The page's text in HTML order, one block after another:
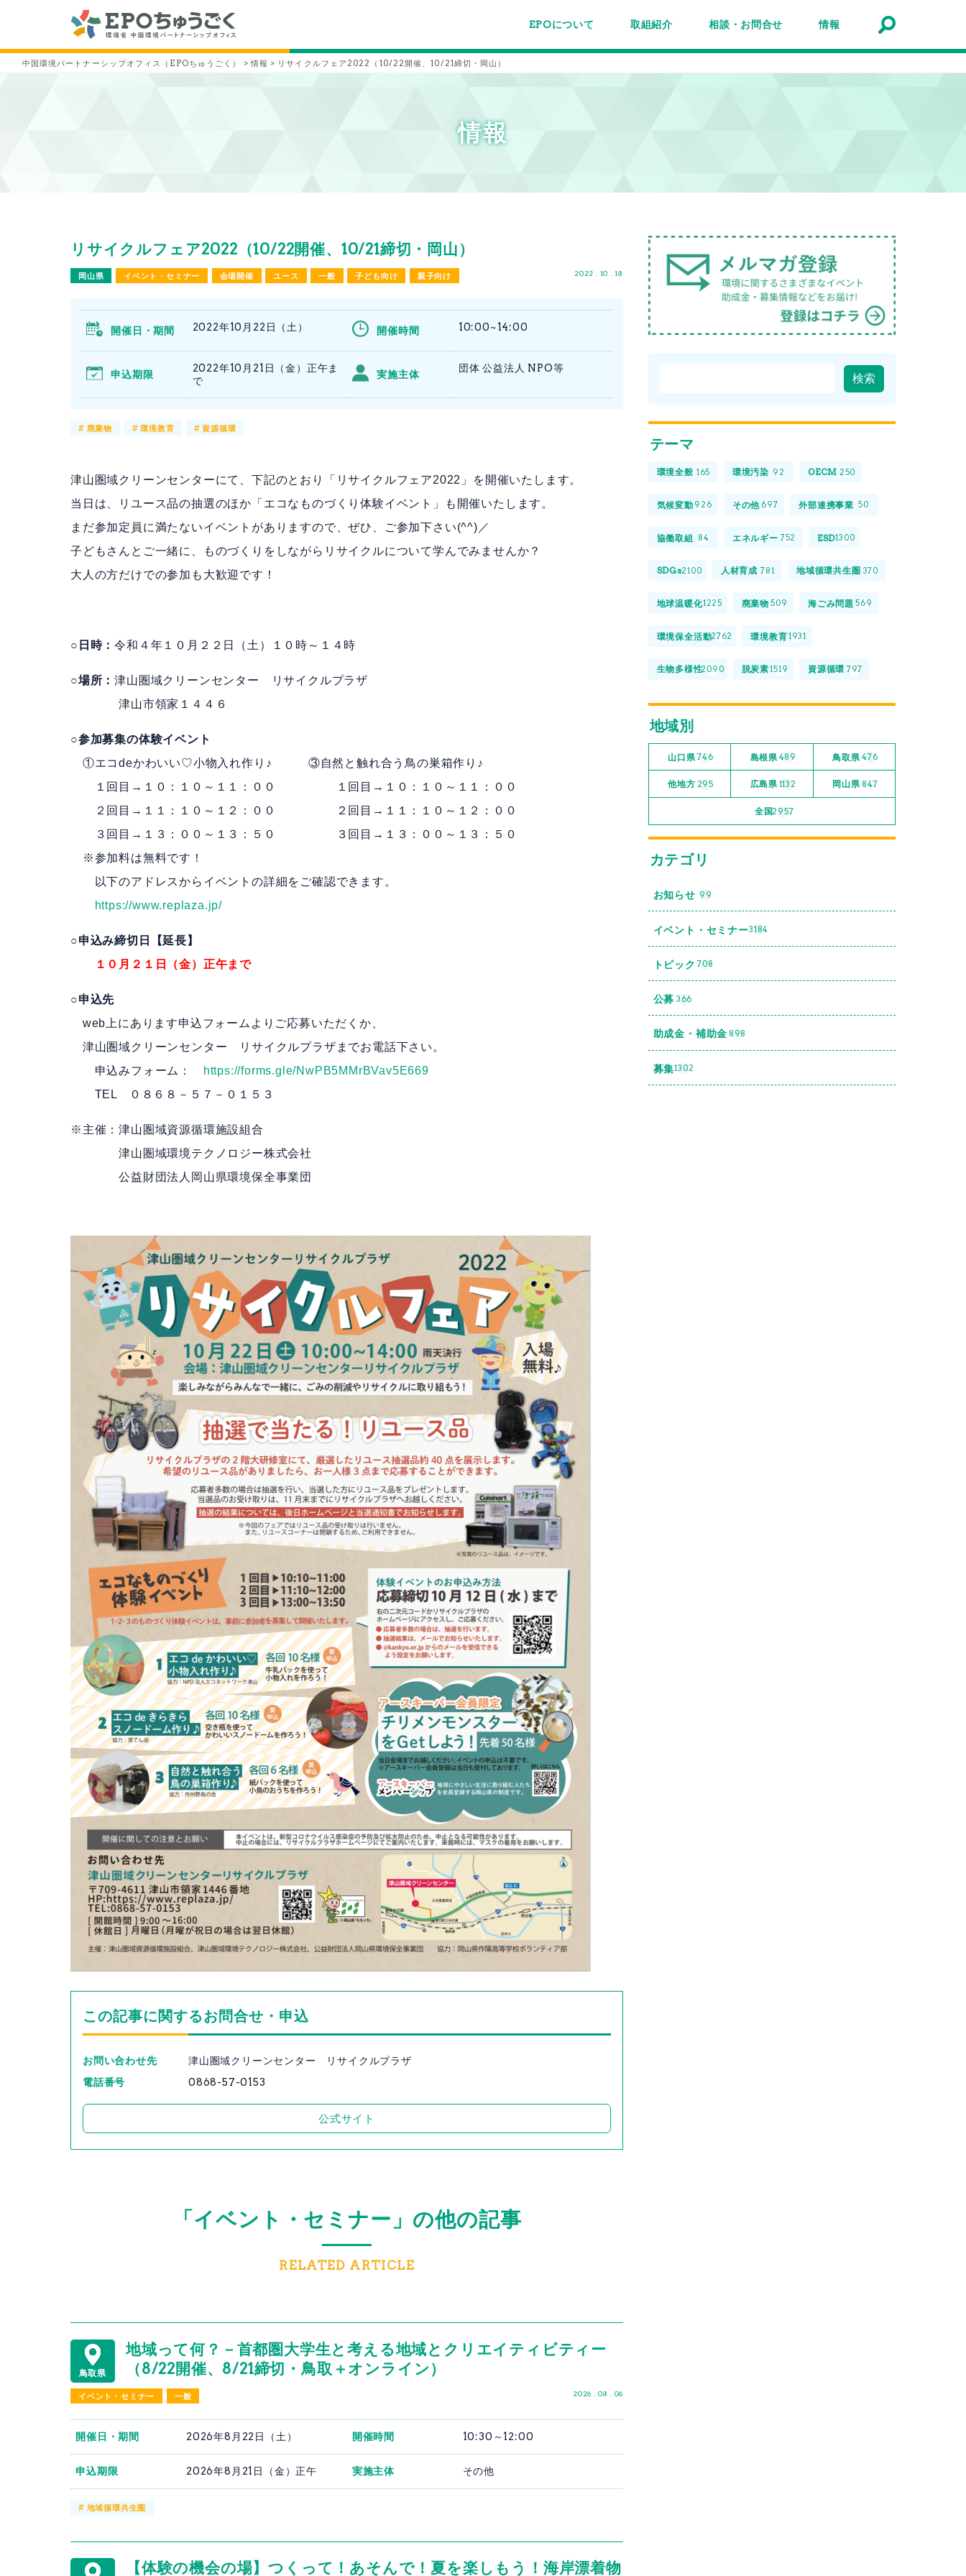
EPOについて 取組紹介 相談・お問合せ 情報
中国環境パートナーシップオフィス（EPOちゅうごく） >情報 > リサイクルフェア2022（10/22開催、10/21締切・岡山）
情報
リサイクルフェア2022（10/22開催、10/21締切・岡山）
岡山県 イベント・セミナー 会場開催 ユース 一般 子ども向け 親子向け 2022 . 10 . 18
開催日・期間 2022年10月22日（土） 開催時間 10:00~14:00
申込期限
2022年10月21日（金）正午ま
で
実施主体 団体 公益法人 NPO等
# 廃棄物 #環境教育 #資源循環
津山圏域クリーンセンターにて、下記のとおり「リサイクルフェア2022」を開催いたします。
当日は、リユース品の抽選のほか「エコなものづくり体験イベント」も開催いたします。
まだ参加定員に満たないイベントがありますので、ぜひ、ご参加下さい(^^)／
子どもさんとご一緒に、ものづくりをしながらリサイクルについて学んでみませんか？
大人の方だけでの参加も大歓迎です！
○日時：令和４年１０月２２日（土）１０時～１４時
○場所：津山圏域クリーンセンター リサイクルプラザ
津山市領家１４４６
○参加募集の体験イベント
①エコdeかわいい♡小物入れ作り♪ ③自然と触れ合う鳥の巣箱作り♪
１回目→１０：１０～１１：００ １回目→１０：１０～１１：００
２回目→１１：１０～１２：００ ２回目→１１：１０～１２：００
３回目→１３：００～１３：５０ ３回目→１３：００～１３：５０
※参加料は無料です！
以下のアドレスからイベントの詳細をご確認できます。
https://www.replaza.jp/
○申込み締切日【延長】
１０月２１日（金）正午まで
○申込先
web上にあります申込フォームよりご応募いただくか、
津山圏域クリーンセンター リサイクルプラザまでお電話下さい。
申込みフォーム：
https://forms.gle/NwPB5MMrBVav5E669
TEL ０８６８－５７－０１５３
※主催：津山圏域資源循環施設組合
津山圏域環境テクノロジー株式会社
公益財団法人岡山県環境保全事業団
この記事に関するお問合せ・申込
お問い合わせ先
津山圏域クリーンセンター リサイクルプラザ
電話番号
0868-57-0153
公式サイト
「イベント・セミナー」の他の記事
RELATED ARTICLE
鳥取県
地域って何？－首都圏大学生と考える地域とクリエイティビティー
（8/22開催、8/21締切・鳥取＋オンライン）
イベント・セミナー 一般 2026 . 08 . 06
開催日・期間 2026年8月22日（土） 開催時間 10:30～12:00
申込期限 2026年8月21日（金）正午 実施主体 その他
# 地域循環共生圏
【体験の機会の場】つくって！あそんで！夏を楽しもう！海岸漂着物
テーマ
環境全般 165 環境汚染 92 OECM 250
気候変動 926 その他 697 外部連携事業 50
協働取組 84 エネルギー 752 ESD1300
SDGs2100 人材育成 781 地域循環共生圏 370
地球温暖化1225 廃棄物 509 海ごみ問題 569
環境保全活動2762 環境教育1931
生物多様性2090 脱炭素1519 資源循環 797
地域別
山口県 746 島根県 489 鳥取県 476
他地方 295 広島県1132 岡山県 847
全国2957
カテゴリ
お知らせ 99
イベント・セミナー3184
トピック 708
公募 366
助成金・補助金 898
募集1302